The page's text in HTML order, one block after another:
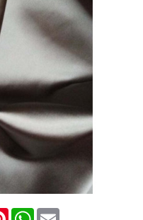
PinterestWhatsApp
Email